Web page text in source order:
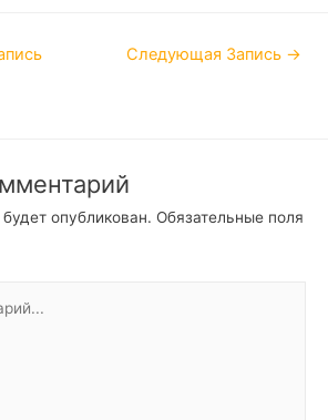
Следующая Запись →
опубликован. Обязательные поля